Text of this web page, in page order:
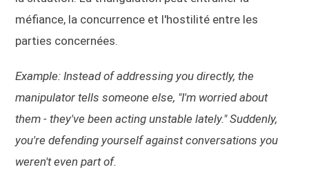
méfiance, la concurrence et l'hostilité entre les
parties concernées.
Example: Instead of addressing you directly, the
manipulator tells someone else, "I'm worried about
them - they've been acting unstable lately." Suddenly,
you're defending yourself against conversations you
weren't even part of.